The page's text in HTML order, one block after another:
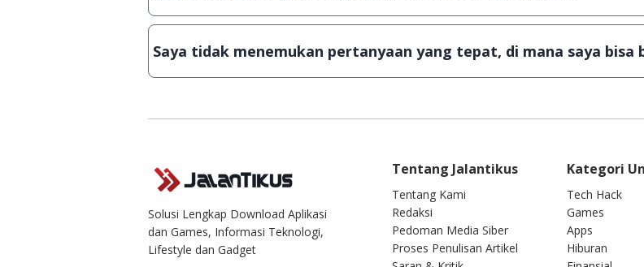
Demi menjaga kualitas aplikasi dan games yang ada di JalanTikus, hingga
Saya tidak menemukan pertanyaan yang tepat, di mana saya bisa
Kami dengan senang hati menjawab setiap pertanyaan yang masuk. Kirim
Solusi Lengkap Download Aplikasi
dan Games, Informasi Teknologi,
Lifestyle dan Gadget
Tentang Jalantikus
Tentang Kami
Redaksi
Pedoman Media Siber
Proses Penulisan Artikel
Kategori
Tech Hack
Games
Apps
Hiburan